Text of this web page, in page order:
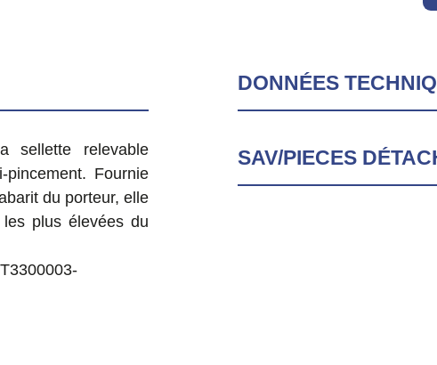
sellette relevable
pincement. Fournie
du porteur, elle
plus élevées du
DONNÉES
SAV/PIECES